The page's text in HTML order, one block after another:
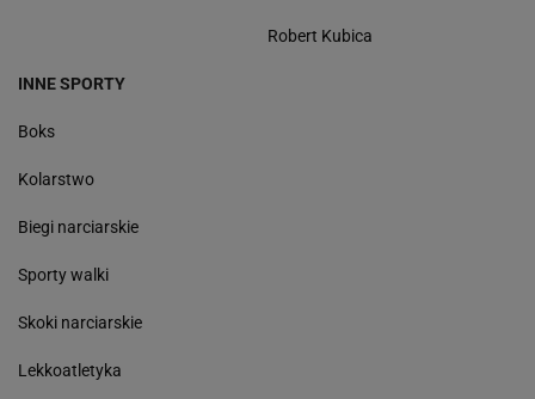
Robert Kubica
INNE SPORTY
Boks
Kolarstwo
Biegi narciarskie
Sporty walki
Skoki narciarskie
Lekkoatletyka